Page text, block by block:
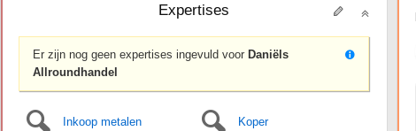
Expertises
Er zijn nog geen expertises ingevuld voor Daniëls
Allroundhandel
Inkoop metalen Koper